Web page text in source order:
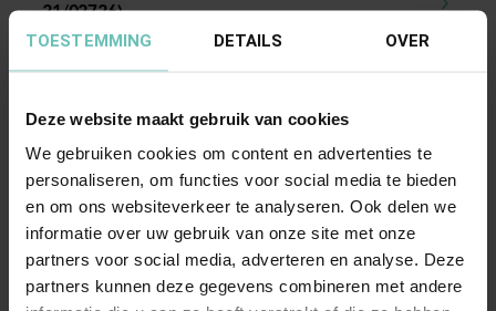
TOESTEMMING DETAILS OVER
Deze website maakt gebruik van cookies
We gebruiken cookies om content en advertenties te
personaliseren, om functies voor social media te bieden
en om ons websiteverkeer te analyseren. Ook delen we
informatie over uw gebruik van onze site met onze
partners voor social media, adverteren en analyse. Deze
partners kunnen deze gegevens combineren met andere
21/02726)
Vergoedingsrecht uit hoofde van huwelijkse
vermogensverschuiving tussen ...
Hoge Raad Updates Cassatie